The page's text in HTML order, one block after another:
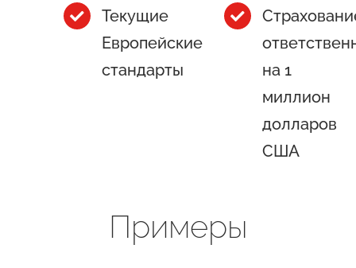
Текущие
Европейские
стандарты
на 1
миллион
долларов
США
Примеры